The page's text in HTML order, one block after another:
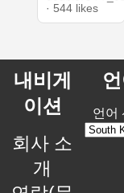
· 544 likes
내비게
이션
회사 소
개
언어